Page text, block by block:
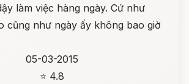
làm việc hàng ngày. Cứ như
cũng như ngày ấy không bao giờ
05-03-2015
⭐ 4.8